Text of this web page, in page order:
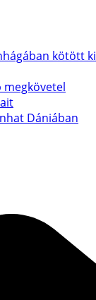
kötött ki
megkövetel
Dániában